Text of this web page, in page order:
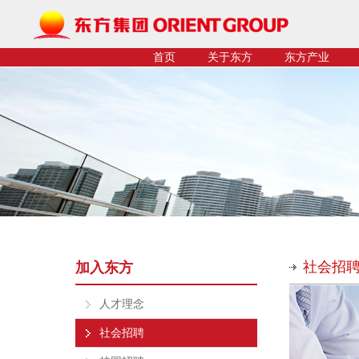
首页 关于东方 东方产业
加入东方
人才理念
社会招聘
社会招